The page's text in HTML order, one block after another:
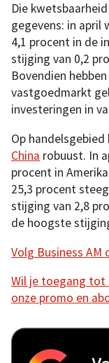
Die
gegevens: in april
4,1 procent in de
stijging van 0,2
Bovendien
vastgoedmarkt
investeringen in
Op handelsgebied
China robuust. In
procent in
25,3 procent
stijging van 2,8
de hoogste
Volg Business AM
Wil je toegang tot
onze promo en